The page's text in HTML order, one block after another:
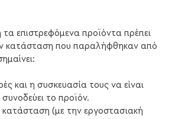
επιστρεφόμενα προϊόντα πρέπει
κατάσταση που παραλήφθηκαν από
και η συσκευασία τους να είναι
το προϊόν.
κατάσταση (με την εργοστασιακή